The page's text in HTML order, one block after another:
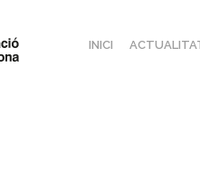
INICI